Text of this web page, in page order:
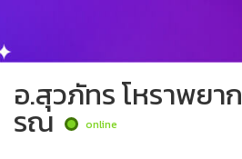
อ.สุวภัทร โหราพยาก
รณ online